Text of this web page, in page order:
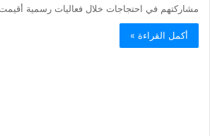
مشاركتهم في احتجاجات خلال فعاليات رسمية
أكمل القراءة »